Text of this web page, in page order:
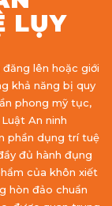
LỤY
lên hoặc giới
khả năng bị quy
phong mỹ tục,
An ninh
phần dụng trí tuệ
đủ hành đụng
của khôn xiết
hòn đảo chuẩn